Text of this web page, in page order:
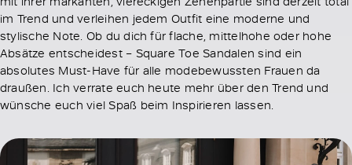
im Trend und verleihen jedem Outfit eine moderne und
stylische Note. Ob du dich für flache, mittelhohe oder hohe
Absätze entscheidest – Square Toe Sandalen sind ein
absolutes Must-Have für alle modebewussten Frauen da
draußen. Ich verrate euch heute mehr über den Trend und
wünsche euch viel Spaß beim Inspirieren lassen.